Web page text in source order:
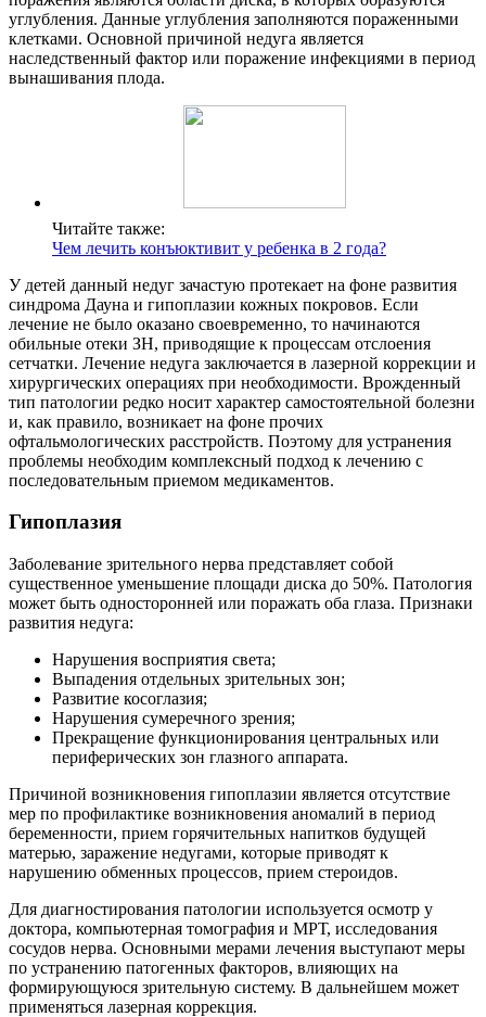
углубления. Данные углубления заполняются пораженными
клетками. Основной причиной недуга является
наследственный фактор или поражение инфекциями в период
вынашивания плода.
Читайте также:
Чем лечить конъюктивит у ребенка в 2 года?
У детей данный недуг зачастую протекает на фоне развития
синдрома Дауна и гипоплазии кожных покровов. Если
лечение не было оказано своевременно, то начинаются
обильные отеки ЗН, приводящие к процессам отслоения
сетчатки. Лечение недуга заключается в лазерной коррекции и
хирургических операциях при необходимости. Врожденный
тип патологии редко носит характер самостоятельной болезни
и, как правило, возникает на фоне прочих
офтальмологических расстройств. Поэтому для устранения
проблемы необходим комплексный подход к лечению с
последовательным приемом медикаментов.
Гипоплазия
Заболевание зрительного нерва представляет собой
существенное уменьшение площади диска до 50%. Патология
может быть односторонней или поражать оба глаза. Признаки
развития недуга:
Нарушения восприятия света;
Выпадения отдельных зрительных зон;
Развитие косоглазия;
Нарушения сумеречного зрения;
Прекращение функционирования центральных или
периферических зон глазного аппарата.
Причиной возникновения гипоплазии является отсутствие
мер по профилактике возникновения аномалий в период
беременности, прием горячительных напитков будущей
матерью, заражение недугами, которые приводят к
нарушению обменных процессов, прием стероидов.
Для диагностирования патологии используется осмотр у
доктора, компьютерная томография и МРТ, исследования
сосудов нерва. Основными мерами лечения выступают меры
по устранению патогенных факторов, влияющих на
формирующуюся зрительную систему. В дальнейшем может
применяться лазерная коррекция.